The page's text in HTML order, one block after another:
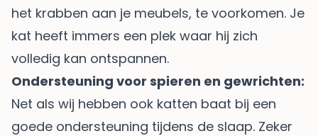
het krabben aan je meubels, te voorkomen. Je
kat heeft immers een plek waar hij zich
volledig kan ontspannen.
Ondersteuning voor spieren en gewrichten:
Net als wij hebben ook katten baat bij een
goede ondersteuning tijdens de slaap. Zeker